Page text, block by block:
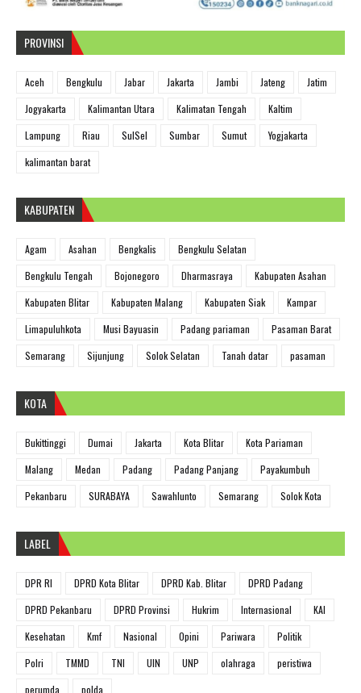
PROVINSI
Aceh Bengkulu Jabar Jakarta Jambi Jateng
Jatim
Jogyakarta
Kalimantan Utara Kalimatan Tengah
Kaltim
Lampung
Riau SulSel Sumbar Sumut
Yogjakarta
kalimantan barat
KABUPATEN
Agam Asahan Bengkalis
Bengkulu Selatan
Bengkulu Tengah
Bojonegoro Dharmasraya
Kabupaten Asahan
Kabupaten Blitar
Kabupaten Malang Kabupaten Siak
Kampar
Limapuluhkota
Musi Bayuasin Padang pariaman
Pasaman Barat
Semarang
Sijunjung Solok Selatan Tanah datar pasaman
KOTA
Bukittinggi Dumai Jakarta Kota Blitar
Kota Pariaman
Malang
Medan Padang Padang Panjang
Payakumbuh
Pekanbaru
SURABAYA Sawahlunto Semarang Solok Kota
LABEL
DPR RI DPRD Kota Blitar DPRD Kab. Blitar
DPRD Padang
DPRD Pekanbaru
DPRD Provinsi Hukrim Internasional
KAI
Kesehatan
Kmf Nasional Opini Pariwara
Politik
Polri
TMMD TNI UIN UNP olahraga
peristiwa
perumda
polda